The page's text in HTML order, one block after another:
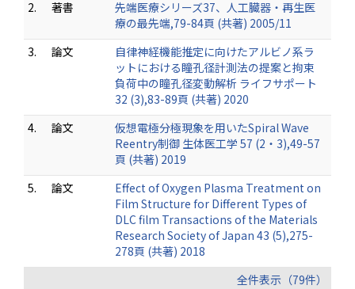
2. 著書
先端医療シリーズ37、人工臓器・再生医
療の最先端,79-84頁 (共著) 2005/11
3.
論文
自律神経機能推定に向けたアルビノ系ラ
ットにおける瞳孔径計測法の提案と拘束
負荷中の瞳孔径変動解析 ライフサポート
32 (3),83-89頁 (共著) 2020
4.
論文
仮想電極分極現象を用いたSpiral Wave
Reentry制御 生体医工学 57 (2・3),49-57
頁 (共著) 2019
5.
論文
Effect of Oxygen Plasma Treatment on
Film Structure for Different Types of
DLC film Transactions of the Materials
Research Society of Japan 43 (5),275-
278頁 (共著) 2018
全件表示（79件）